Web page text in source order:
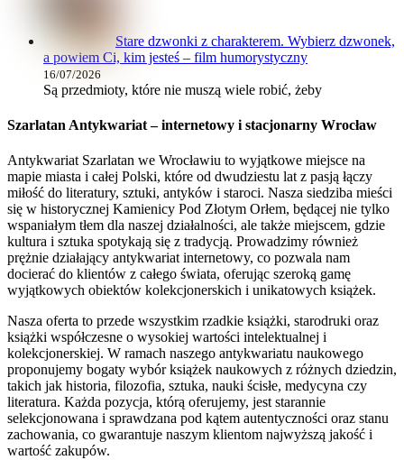
Stare dzwonki z charakterem. Wybierz dzwonek,
a powiem Ci, kim jesteś – film humorystyczny
16/07/2026
Są przedmioty, które nie muszą wiele robić, żeby
Szarlatan Antykwariat – internetowy i stacjonarny Wrocław
Antykwariat Szarlatan we Wrocławiu to wyjątkowe miejsce na
mapie miasta i całej Polski, które od dwudziestu lat z pasją łączy
miłość do literatury, sztuki, antyków i staroci. Nasza siedziba mieści
się w historycznej Kamienicy Pod Złotym Orłem, będącej nie tylko
wspaniałym tłem dla naszej działalności, ale także miejscem, gdzie
kultura i sztuka spotykają się z tradycją. Prowadzimy również
prężnie działający antykwariat internetowy, co pozwala nam
docierać do klientów z całego świata, oferując szeroką gamę
wyjątkowych obiektów kolekcjonerskich i unikatowych książek.
Nasza oferta to przede wszystkim rzadkie książki, starodruki oraz
książki współczesne o wysokiej wartości intelektualnej i
kolekcjonerskiej. W ramach naszego antykwariatu naukowego
proponujemy bogaty wybór książek naukowych z różnych dziedzin,
takich jak historia, filozofia, sztuka, nauki ścisłe, medycyna czy
literatura. Każda pozycja, którą oferujemy, jest starannie
selekcjonowana i sprawdzana pod kątem autentyczności oraz stanu
zachowania, co gwarantuje naszym klientom najwyższą jakość i
wartość zakupów.